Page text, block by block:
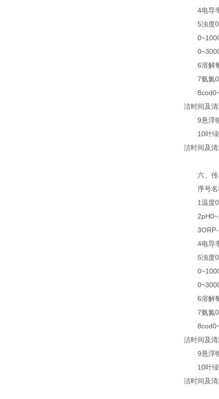
4电导率
5浊度
6溶解氧
7氨氮
洁时间及
9悬浮物
10叶绿素
洁时间及
六、传
序号名称
1温度
3ORP-
4电导率
5浊度
6溶解氧
7氨氮
洁时间及
9悬浮物
10叶绿素
洁时间及